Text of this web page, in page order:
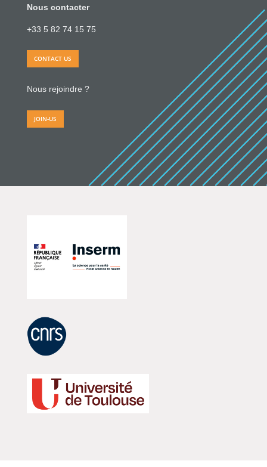
Nous contacter
+33 5 82 74 15 75
CONTACT US
Nous rejoindre ?
JOIN-US